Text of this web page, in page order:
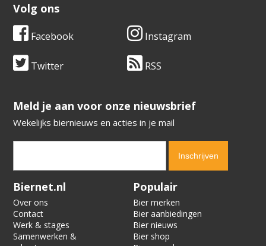
Volg ons
Facebook Instagram
Twitter RSS
​​​​​​​Meld je aan voor onze nieuwsbrief
Wekelijks biernieuws en acties in je mail
Verification code:
Biernet.nl
Over ons
Contact
Werk & stages
Samenwerken &
Populair
Bier merken
Bier aanbiedingen
Bier nieuws
Bier shop